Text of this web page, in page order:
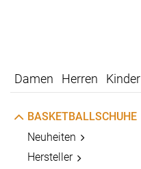
Damen Herren Kinder
BASKETBALLSCHUHE
Neuheiten
Hersteller